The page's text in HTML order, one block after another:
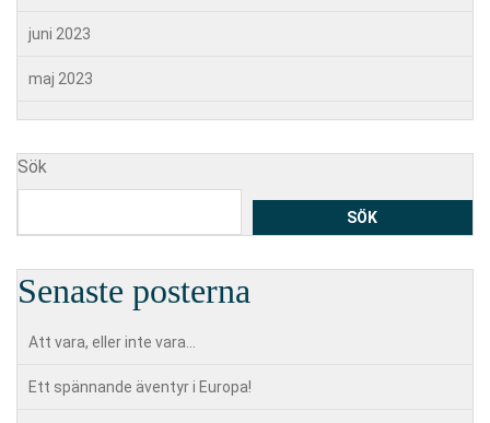
juni 2023
maj 2023
Sök
SÖK
Senaste posterna
Att vara, eller inte vara…
Ett spännande äventyr i Europa!